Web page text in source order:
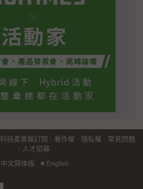
科技產業報訂閱 · 著作權 · 隱私權 · 常見問題
· 人才招募
中文简体版 ■ English